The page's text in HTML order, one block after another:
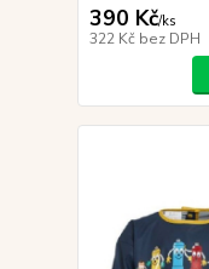
390 Kč/ks
322 Kč bez DPH